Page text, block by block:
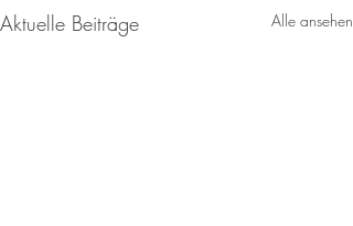
Aktuelle Beiträge Alle ansehen